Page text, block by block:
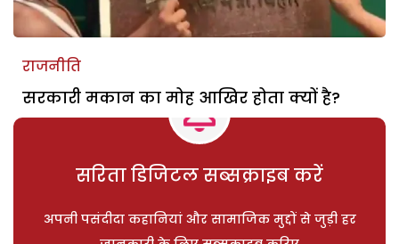
राजनीति
सरकारी मकान का मोह आखिर होता क्यों है?
सरिता डिजिटल सब्सक्राइब करें
अपनी पसंदीदा कहानियां और सामाजिक मुद्दों से जुड़ी हर